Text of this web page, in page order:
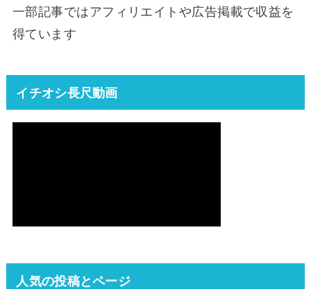
一部記事ではアフィリエイトや広告掲載で収益を
得ています
イチオシ長尺動画
人気の投稿とページ